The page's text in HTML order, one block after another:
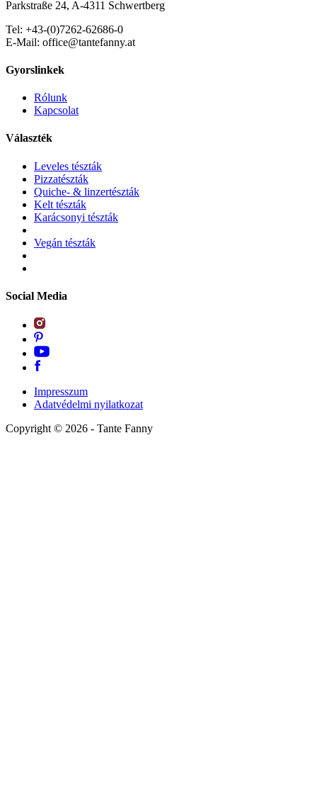
Parkstraße 24, A-4311 Schwertberg
Tel: +43-(0)7262-62686-0
E-Mail: office@tantefanny.at
Gyorslinkek
Rólunk
Kapcsolat
Választék
Leveles tészták
Pizzatészták
Quiche- & linzertészták
Kelt tészták
Karácsonyi tészták
Vegán tészták
Social Media
Impresszum
Adatvédelmi nyilatkozat
Copyright © 2026 - Tante Fanny